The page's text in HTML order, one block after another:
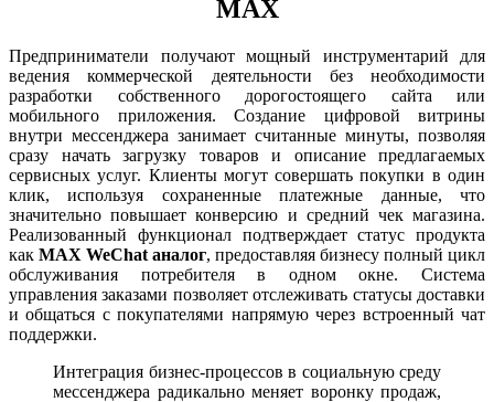
MAX
Предприниматели получают мощный инструментарий для
ведения коммерческой деятельности без необходимости
разработки собственного дорогостоящего сайта или
мобильного приложения. Создание цифровой витрины
внутри мессенджера занимает считанные минуты, позволяя
сразу начать загрузку товаров и описание предлагаемых
сервисных услуг. Клиенты могут совершать покупки в один
клик, используя сохраненные платежные данные, что
значительно повышает конверсию и средний чек магазина.
Реализованный функционал подтверждает статус продукта
как MAX WeChat аналог, предоставляя бизнесу полный цикл
обслуживания потребителя в одном окне. Система
управления заказами позволяет отслеживать статусы доставки
и общаться с покупателями напрямую через встроенный чат
поддержки.
Интеграция бизнес-процессов в социальную среду
мессенджера радикально меняет воронку продаж,